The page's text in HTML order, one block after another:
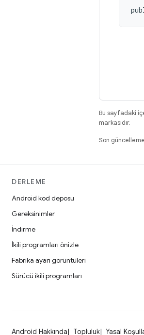
Bu sayfadaki
markasıdır.
Son
DERLEME
Android kod deposu
Gereksinimler
İndirme
İkili programları önizle
Fabrika ayarı görüntüleri
Sürücü ikili programları
Android Hakkında Topluluk Yasal